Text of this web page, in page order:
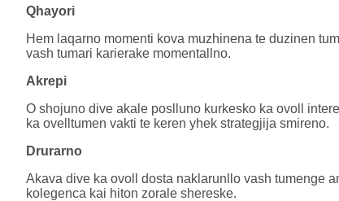
Qhayori
Hem laqarno momenti kova muzhinena te duzinen
vash tumari karierake momentallno.
Akrepi
O shojuno dive akale poslluno kurkesko ka ovoll
ka ovelltumen vakti te keren yhek strategjija smireno.
Drurarno
Akava dive ka ovoll dosta naklarunllo vash tumenge
kolegenca kai hiton zorale shereske.